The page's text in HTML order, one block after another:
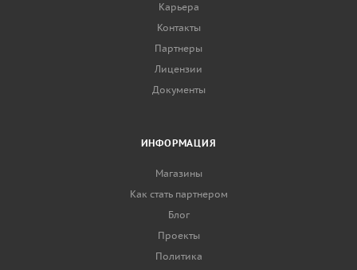
Карьера
Контакты
Партнеры
Лицензии
Документы
ИНФОРМАЦИЯ
Магазины
Как стать партнером
Блог
Проекты
Политика